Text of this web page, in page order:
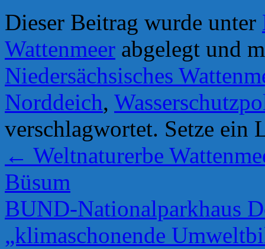
Dieser Beitrag wurde unter
Wattenmeer abgelegt und
Niedersächsisches
Norddeich,
verschlagwortet. Setze ein
← Weltnaturerbe
Büsum
BUND-Nationalparkhaus
„klimaschonende